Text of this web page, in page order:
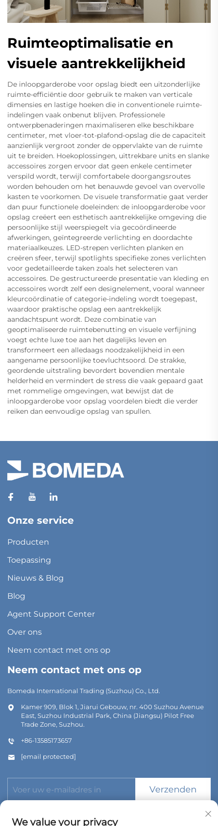
Ruimteoptimalisatie en
visuele aantrekkelijkheid
De inloopgarderobe voor opslag biedt een uitzonderlijke
ruimte-efficiëntie door gebruik te maken van verticale
dimensies en lastige hoeken die in conventionele ruimte-
indelingen vaak onbenut blijven. Professionele
ontwerpbenaderingen maximaliseren elke beschikbare
centimeter, met vloer-tot-plafond-opslag die de capaciteit
aanzienlijk vergroot zonder de oppervlakte van de ruimte
uit te breiden. Hoekoplossingen, uittrekbare units en slanke
accessoires zorgen ervoor dat geen enkele centimeter
verspild wordt, terwijl comfortabele doorgangsroutes
worden behouden om het benauwde gevoel van overvolle
kasten te voorkomen. De visuele transformatie gaat verder
dan puur functionele doeleinden: de inloopgarderobe voor
opslag creëert een esthetisch aantrekkelijke omgeving die
persoonlijke stijl weerspiegelt via gecoördineerde
afwerkingen, geïntegreerde verlichting en doordachte
materiaalkeuzes. LED-strepen verlichten planken en
creëren sfeer, terwijl spotlights specifieke zones verlichten
voor gedetailleerde taken zoals het selecteren van
accessoires. De gestructureerde presentatie van kleding en
accessoires wordt zelf een designelement, vooral wanneer
kleurcoördinatie of categorie-indeling wordt toegepast,
waardoor praktische opslag een aantrekkelijk
aandachtspunt wordt. Deze combinatie van
geoptimaliseerde ruimtebenutting en visuele verfijning
voegt echte luxe toe aan het dagelijks leven en
transformeert een alledaags noodzakelijkheid in een
aangename persoonlijke toevluchtsoord. De strakke,
geordende uitstraling bevordert bovendien mentale
helderheid en vermindert de stress die vaak gepaard gaat
met rommelige omgevingen, wat bewijst dat de
inloopgarderobe voor opslag voordelen biedt die verder
reiken dan eenvoudige opslag van spullen.
Onze service
Producten
Toepassing
Nieuws & Blog
Blog
Agent Support Center
Over ons
Neem contact met ons op
Neem contact met ons op
Bomeda International Trading (Suzhou) Co., Ltd.
Kamer 909, Blok 1, Jiarui Gebouw, nr. 400 Suzhou Avenue
East, Suzhou Industrial Park, China (Jiangsu) Pilot Free
Trade Zone, Suzhou.
+86-13585173657
[email protected]
Verzenden
We value your privacy